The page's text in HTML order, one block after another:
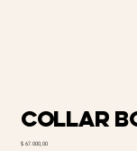
Collar
Precio
$ 67.000,00